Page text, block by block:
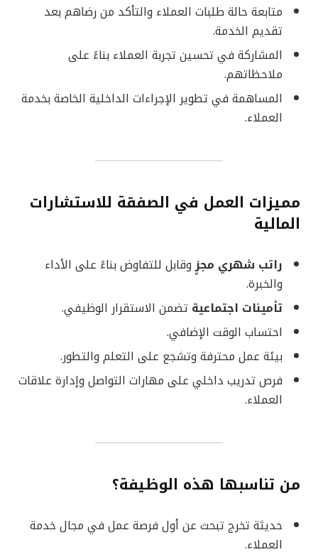
متابعة حالة طلبات العملاء والتأكد من رضاهم بعد
تقديم الخدمة.
المشاركة في تحسين تجربة العملاء بناءً على
ملاحظاتهم.
المساهمة في تطوير الإجراءات الداخلية الخاصة بخدمة
العملاء.
مميزات العمل في الصفقة للاستشارات
المالية
راتب شهري مجزٍوقابل للتفاوض بناءً على الأداء
والخبرة.
تأمينات اجتماعية تضمن الاستقرار الوظيفي.
احتساب الوقت الإضافي.
بيئة عمل محترفة وتشجع على التعلم والتطور.
فرص تدريب داخلي على مهارات التواصل وإدارة علاقات
العملاء.
من تناسبها هذه الوظيفة؟
حديثة تخرج تبحث عن أول فرصة عمل في مجال خدمة
العملاء.